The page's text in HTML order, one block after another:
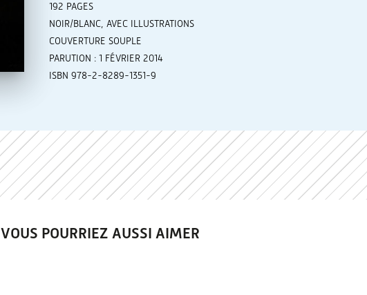
192 PAGES
NOIR/BLANC, AVEC ILLUSTRATIONS
COUVERTURE SOUPLE
PARUTION : 1 FÉVRIER 2014
ISBN 978-2-8289-1351-9
VOUS POURRIEZ AUSSI AIMER